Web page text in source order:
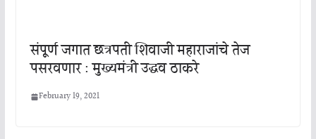
संपूर्ण जगात छत्रपती शिवाजी महाराजांचे तेज
पसरवणार : मुख्यमंत्री उद्धव ठाकरे
February 19, 2021